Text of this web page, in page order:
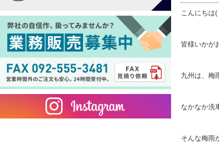
こんにちは
皆様いかが
九州は、梅
なかなか洗
そんな梅雨